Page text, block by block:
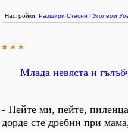
Настройки: Разшири Стесни | Уголеми
* * *
Млада невяста и
- Пейте ми, пейте,
дорде сте дребни при